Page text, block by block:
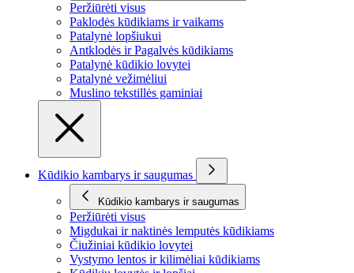
Peržiūrėti visus
Paklodės kūdikiams ir vaikams
Patalynė lopšiukui
Antklodės ir Pagalvės kūdikiams
Patalynė kūdikio lovytei
Patalynė vežimėliui
Muslino tekstillės gaminiai
Kūdikio kambarys ir saugumas
Kūdikio kambarys ir saugumas
Peržiūrėti visus
Migdukai ir naktinės lemputės kūdikiams
Čiužiniai kūdikio lovytei
Vystymo lentos ir kilimėliai kūdikiams